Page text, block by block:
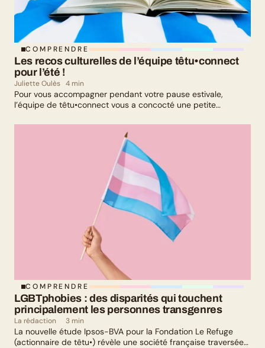
COMPRENDRE
Les recos culturelles de l’équipe têtu•connect
pour l’été !
Juliette Oulès 4 min
Pour vous accompagner pendant votre pause estivale,
l’équipe de têtu•connect vous a concocté une petite
culturelle : il y en a pour tous les goûts !
COMPRENDRE
LGBTphobies : des disparités qui touchent
principalement les personnes transgenres
La rédaction 3 min
La nouvelle étude Ipsos-BVA pour la Fondation Le Refuge
(actionnaire de têtu•) révèle une société française traversée